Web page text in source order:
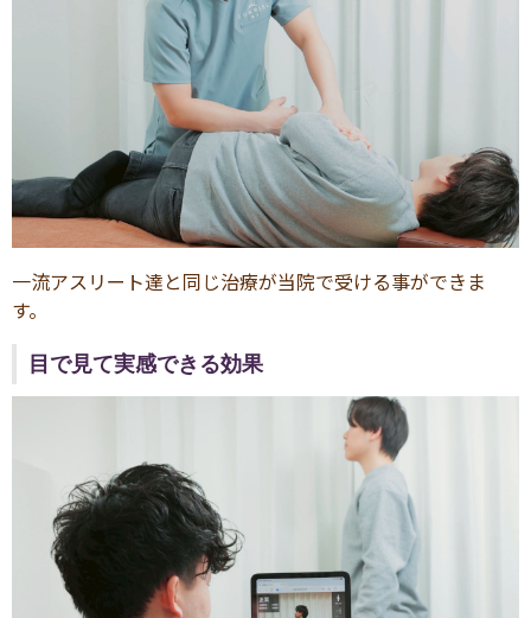
一流アスリート達と同じ治療が当院で受ける事ができま
す。
目で見て実感できる効果